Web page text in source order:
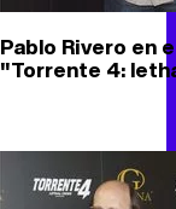
Pablo Rivero en
"Torrente 4: